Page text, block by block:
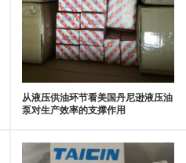
从液压供油环节看美国丹尼逊液压油
泵对生产效率的支撑作用